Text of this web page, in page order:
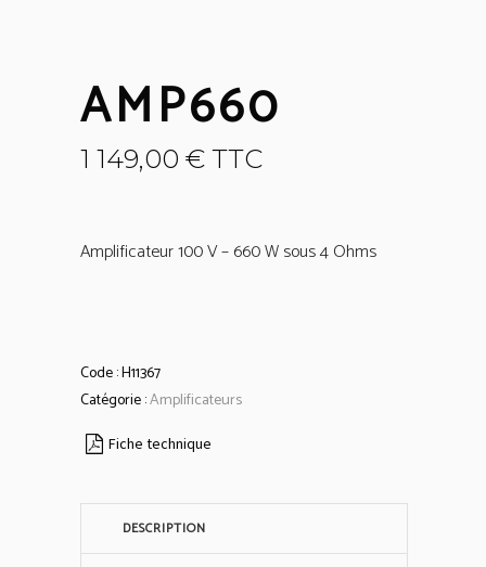
AMP660
1 149,00 € TTC
Amplificateur 100 V – 660 W sous 4 Ohms
Code :H11367
Catégorie :Amplificateurs
Fiche technique
DESCRIPTION